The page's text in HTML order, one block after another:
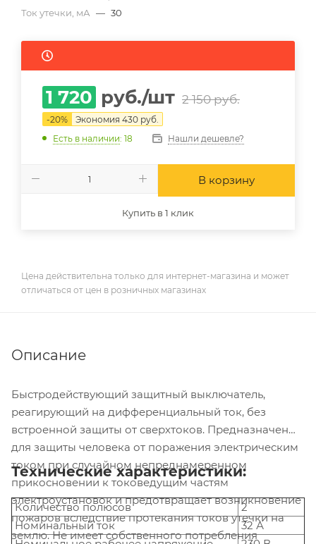
Ток утечки, мА — 30
1 720 руб./шт 2 150руб.
-20% Экономия 430 руб.
Есть в наличии: 18 Нашли дешевле?
В корзину
Купить в 1 клик
Цена действительна только для интернет-магазина и может
отличаться от цен в розничных магазинах
Описание
Быстродействующий защитный выключатель,
реагирующий на дифференциальный ток, без
встроенной защиты от сверхтоков. Предназначен
для защиты человека от поражения электрическим
током при случайном непреднамеренном
прикосновении к токоведущим частям
электроустановок и предотвращает возникновение
пожаров вследствие протекания токов утечки на
землю. Не имеет собственного потребления
Технические характеристики:
Количество полюсов
2
Номинальный ток
32 А